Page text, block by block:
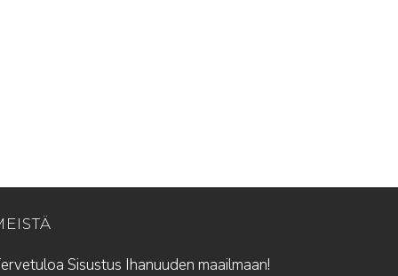
Sisustus Ihanuuden maailmaan!